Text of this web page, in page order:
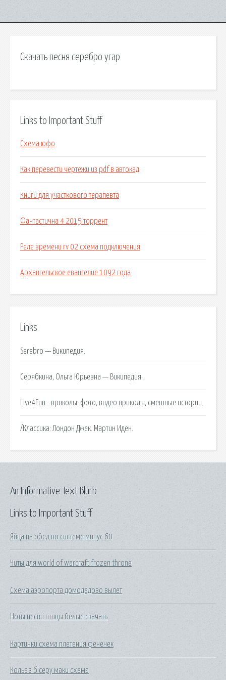
Скачать песня серебро угар
Links to Important Stuff
Схема юфо
Как перевести чертежи из pdf в автокад
Книги для участкового терапевта
Фантастична 4 2015 торрент
Реле времени rv 02 схема подключения
Архангельское евангелие 1092 года
Links
Serebro — Википедия.
Серябкина, Ольга Юрьевна — Википедия.
Live4Fun - приколы: фото, видео приколы, смешные истории.
/Классика: Лондон Джек. Мартин Иден.
Links to Important Stuff
Яйца на обед по системе минус 60
Читы для world of warcraft frozen throne
Схема аэропорта домодедово вылет
Ноты песни птицы белые скачать
Картинки схема плетения фенечек
Кольє з бісеру маки схема
An Informative Text Blurb